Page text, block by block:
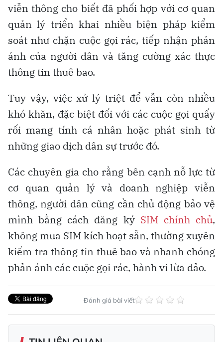
viễn thông cho biết đã phối hợp với cơ quan
quản lý triển khai nhiều biện pháp kiểm
soát như chặn cuộc gọi rác, tiếp nhận phản
ánh của người dân và tăng cường xác thực
thông tin thuê bao.
Tuy vậy, việc xử lý triệt để vẫn còn nhiều
khó khăn, đặc biệt đối với các cuộc gọi quấy
rối mang tính cá nhân hoặc phát sinh từ
những giao dịch dân sự trước đó.
Các chuyên gia cho rằng bên cạnh nỗ lực từ
cơ quan quản lý và doanh nghiệp viễn
thông, người dân cũng cần chủ động bảo vệ
mình bằng cách đăng ký SIM chính chủ,
không mua SIM kích hoạt sẵn, thường xuyên
kiểm tra thông tin thuê bao và nhanh chóng
phản ánh các cuộc gọi rác, hành vi lừa đảo.
Đánh giá bài viết